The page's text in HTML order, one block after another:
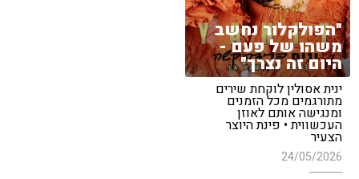
"הפולקלור נחשב
משהו של פעם -
היום זה נצרך"
ינית אסולין לוקחת שירים
מתורגמים מכל הזמנים
ומנגישה אותם לאוזן
העכשווית • פינת היוצר
הצעיר
24/05/2026